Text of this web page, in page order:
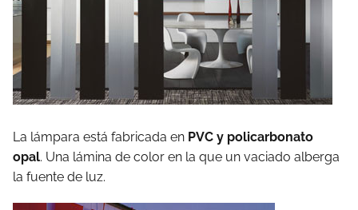
La lámpara está fabricada en PVC y policarbonato
opal. Una lámina de color en la que un vaciado alberga
la fuente de luz.